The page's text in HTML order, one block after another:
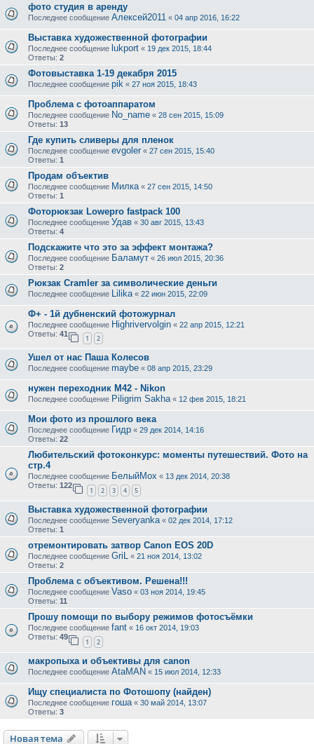
фото студия в аренду
Последнее сообщение Алексей2011 « 04 апр 2016, 16:22
Выставка художественной фотографии
Последнее сообщение lukport « 19 дек 2015, 18:44
Ответы: 2
Фотовыставка 1-19 декабря 2015
Последнее сообщение pik « 27 ноя 2015, 18:43
Проблема с фотоаппаратом
Последнее сообщение No_name « 28 сен 2015, 15:09
Ответы: 13
Где купить сливеры для пленок
Последнее сообщение evgoler « 27 сен 2015, 15:40
Ответы: 1
Продам объектив
Последнее сообщение Милка « 27 сен 2015, 14:50
Ответы: 1
Фоторюкзак Lowepro fastpack 100
Последнее сообщение Удав « 30 авг 2015, 13:43
Ответы: 4
Подскажите что это за эффект монтажа?
Последнее сообщение Баламут « 26 июл 2015, 20:36
Ответы: 2
Рюкзак Cramler за символические деньги
Последнее сообщение Lilika « 22 июн 2015, 22:09
Ф+ - 1й дубненский фотожурнал
Последнее сообщение Highrivervolgin « 22 апр 2015, 12:21
Ответы: 41
1 2
Ушел от нас Паша Колесов
Последнее сообщение maybe « 08 апр 2015, 23:29
нужен переходник М42 - Nikon
Последнее сообщение Piligrim Sakha « 12 фев 2015, 18:21
Мои фото из прошлого века
Последнее сообщение Гидр « 29 дек 2014, 14:16
Ответы: 22
Любительский фотоконкурс: моменты путешествий. Фото на
стр.4
Последнее сообщение БелыйМох « 13 дек 2014, 20:38
Ответы: 122
1 2 3 4 5
Выставка художественной фотографии
Последнее сообщение Severyanka « 02 дек 2014, 17:12
Ответы: 1
отремонтировать затвор Canon EOS 20D
Последнее сообщение GriL « 21 ноя 2014, 13:02
Ответы: 2
Проблема с объективом. Решена!!!
Последнее сообщение Vaso « 03 ноя 2014, 19:45
Ответы: 11
Прошу помощи по выбору режимов фотосъёмки
Последнее сообщение fant « 16 окт 2014, 19:03
Ответы: 49
1 2
макропыха и объективы для canon
Последнее сообщение AtaMAN « 15 июл 2014, 12:33
Ищу специалиста по Фотошопу (найден)
Последнее сообщение гоша « 30 май 2014, 13:07
Ответы: 3
Новая тема